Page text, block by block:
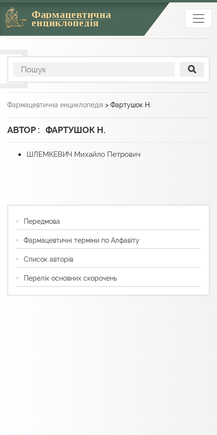
Фармацевтична
енциклопедія
Фармацевтична енциклопедія > Фартушок Н.
АВТОР : ФАРТУШОК Н.
ШЛЕМКЕВИЧ Михайло Петрович
Передмова
Фармацевтичні терміни по Алфавіту
Список авторів
Перелік основних скорочень